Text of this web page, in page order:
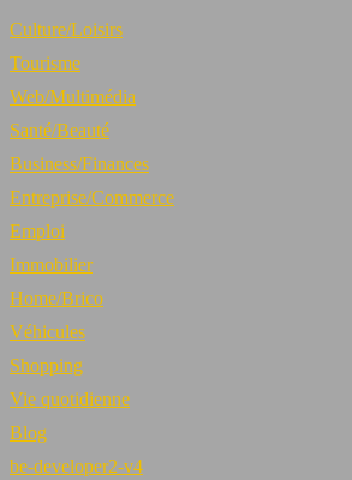
Culture/Loisirs
Tourisme
Web/Multimédia
Santé/Beauté
Business/Finances
Entreprise/Commerce
Emploi
Immobilier
Home/Brico
Véhicules
Shopping
Vie quotidienne
Blog
be-developer2-v4